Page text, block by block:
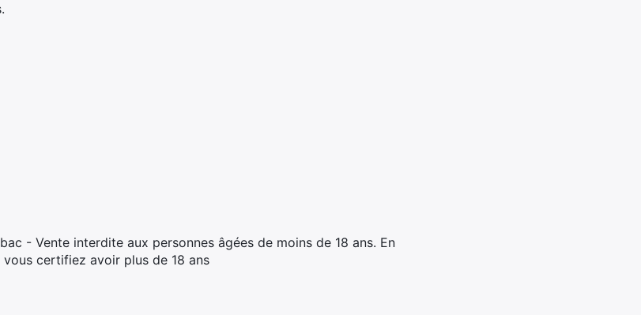
- Vente interdite aux personnes âgées de moins de 18 ans. En
certifiez avoir plus de 18 ans